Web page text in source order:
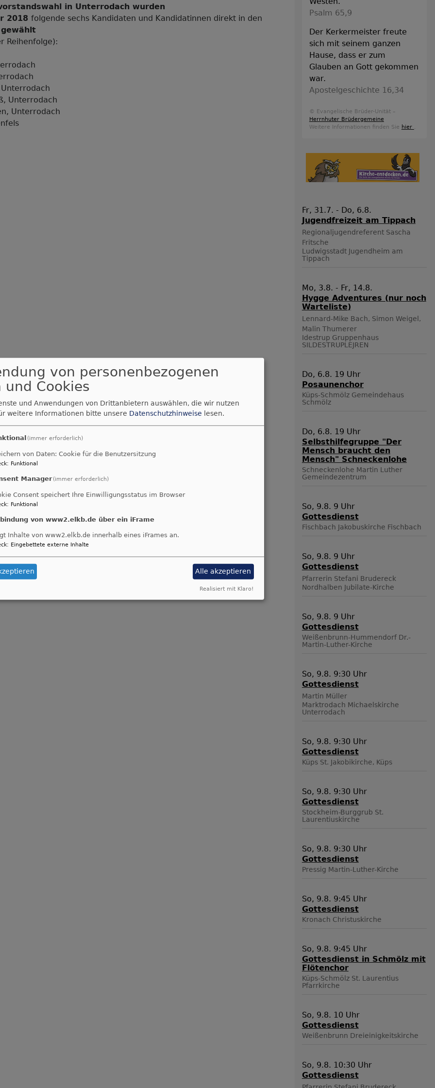
in Unterrodach wurden
2018folgende sechs Kandidaten und Kandidatinnen direkt in den
gewählt
Reihenfolge):
Unterrodach
Unterrodach
Psalm 65,9
Der Kerkermeister freute
sich mit seinem ganzen
Hause, dass er zum
Glauben an Gott gekommen
war.
Apostelgeschichte 16,34
© Evangelische Brüder-Unität –
Herrnhuter Brüdergemeine
Weitere Informationen finden Sie hier .
Fr, 31.7. - Do, 6.8.
Jugendfreizeit am Tippach
Regionaljugendreferent Sascha
Fritsche
Ludwigsstadt Jugendheim am
Tippach
Mo, 3.8. - Fr, 14.8.
Hygge Adventures (nur noch
Warteliste)
Lennard-Mike Bach, Simon Weigel,
Malin Thumerer
Idestrup Gruppenhaus
SILDESTRUPLEJREN
Do, 6.8. 19 Uhr
Posaunenchor
Küps-Schmölz Gemeindehaus
Schmölz
Do, 6.8. 19 Uhr
Selbsthilfegruppe "Der
Mensch braucht den
Mensch" Schneckenlohe
Schneckenlohe Martin Luther
Gemeindezentrum
So, 9.8. 9 Uhr
Gottesdienst
Fischbach Jakobuskirche Fischbach
So, 9.8. 9 Uhr
Gottesdienst
Pfarrerin Stefani Brudereck
Nordhalben Jubilate-Kirche
So, 9.8. 9 Uhr
Gottesdienst
Weißenbrunn-Hummendorf Dr.-
Martin-Luther-Kirche
So, 9.8. 9:30 Uhr
Gottesdienst
Martin Müller
Marktrodach Michaelskirche
Unterrodach
So, 9.8. 9:30 Uhr
Gottesdienst
Küps St. Jakobikirche, Küps
So, 9.8. 9:30 Uhr
Gottesdienst
Stockheim-Burggrub St.
Laurentiuskirche
So, 9.8. 9:30 Uhr
Gottesdienst
Pressig Martin-Luther-Kirche
So, 9.8. 9:45 Uhr
Gottesdienst
Kronach Christuskirche
So, 9.8. 9:45 Uhr
Gottesdienst in Schmölz mit
Flötenchor
Küps-Schmölz St. Laurentius
Pfarrkirche
So, 9.8. 10 Uhr
Gottesdienst
Weißenbrunn Dreieinigkeitskirche
So, 9.8. 10:30 Uhr
Gottesdienst
von personenbezogenen
und Cookies
und Anwendungen von Drittanbietern auswählen, die wir nutzen
weitere Informationen bitte unsere Datenschutzhinweise lesen.
(immer erforderlich)
von Daten: Cookie für die Benutzersitzung
: Funktional
Manager (immer erforderlich)
Consent speichert Ihre Einwilligungsstatus im Browser
: Funktional
von www2.elkb.de über ein iFrame
Inhalte von www2.elkb.de innerhalb eines iFrames an.
: Eingebettete externe Inhalte
Alle akzeptieren
Realisiert mit Klaro!